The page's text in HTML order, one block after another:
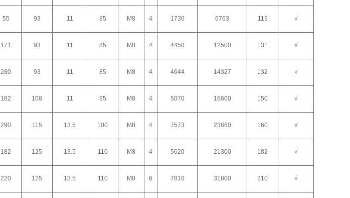
55 93 11 85 M8 4 1730 6763 119 √
171 93 11 85 M8 4 4450 12500 131 √
280 93 11 85 M8 4 4644 14327 132 √
182 108 11 95 M8 4 5070 16600 150 √
290 115 13.5 100 M8 4 7573 23860 160 √
182 125 13.5 110 M8 4 5620 21300 182 √
220 125 13.5 110 M8 6 7810 31800 210 √